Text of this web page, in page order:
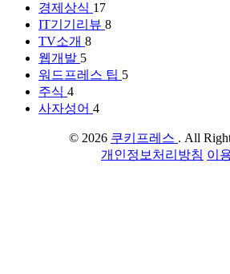
경제상식 17
IT기기리뷰 8
TV소개 8
웹개발 5
워드프레스 팁 5
주식 4
사자성어 4
© 2026 쿠키프레스 . All
개인정보처리방침 이